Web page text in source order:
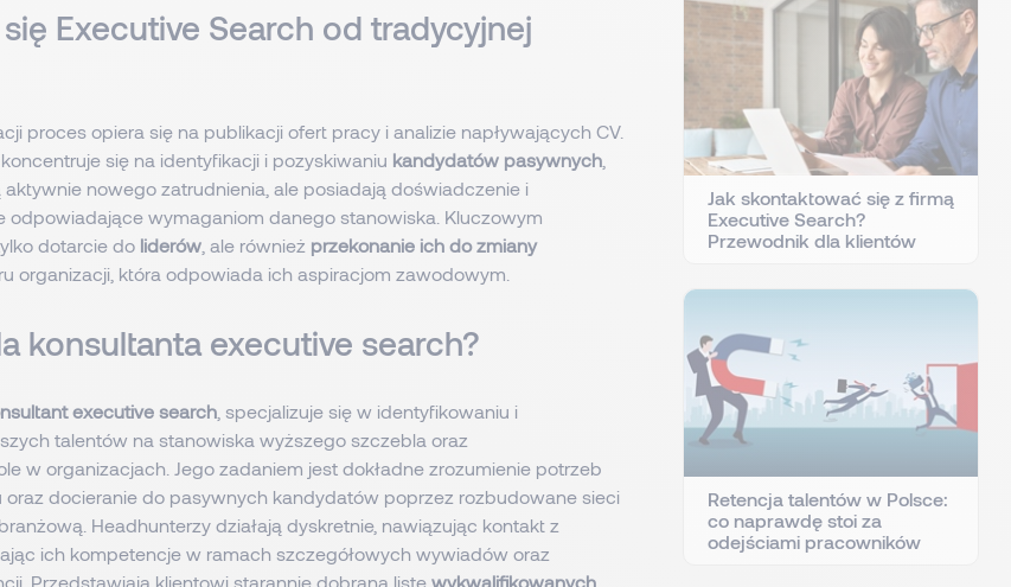
Executive Search od tradycyjnej
proces opiera się na publikacji ofert pracy i analizie napływających CV.
koncentruje się na identyfikacji i pozyskiwaniu kandydatów pasywnych
aktywnie nowego zatrudnienia, ale posiadają doświadczenie i
odpowiadające wymaganiom danego stanowiska. Kluczowym
dotarcie do liderów , ale również przekonanie ich do zmiany
organizacji, która odpowiada ich aspiracjom zawodowym.
konsultanta executive search?
executive search , specjalizuje się w identyfikowaniu i
talentów na stanowiska wyższego szczebla oraz
w organizacjach. Jego zadaniem jest dokładne zrozumienie potrzeb
oraz docieranie do pasywnych kandydatów poprzez rozbudowane sieci
Headhunterzy działają dyskretnie, nawiązując kontakt z
ich kompetencje w ramach szczegółowych wywiadów oraz
Przedstawiają klientowi starannie dobraną listę wykwalifikowanych
Jak skontaktować się z firmą
Executive Search?
Przewodnik dla klientów
Retencja talentów w Polsce:
co naprawdę stoi za
odejściami pracowników